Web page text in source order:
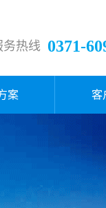
务热线 0371-
案 客